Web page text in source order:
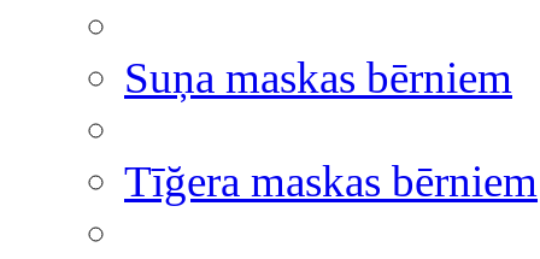
Suņa maskas bērniem
Tīğera maskas bērniem